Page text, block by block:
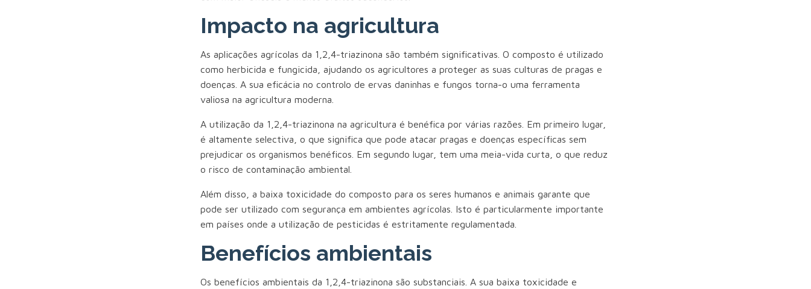
Impacto na agricultura
As aplicações agrícolas da 1,2,4-triazinona são também significativas. O composto é utilizado
como herbicida e fungicida, ajudando os agricultores a proteger as suas culturas de pragas e
doenças. A sua eficácia no controlo de ervas daninhas e fungos torna-o uma ferramenta
valiosa na agricultura moderna.
A utilização da 1,2,4-triazinona na agricultura é benéfica por várias razões. Em primeiro lugar,
é altamente selectiva, o que significa que pode atacar pragas e doenças específicas sem
prejudicar os organismos benéficos. Em segundo lugar, tem uma meia-vida curta, o que reduz
o risco de contaminação ambiental.
Além disso, a baixa toxicidade do composto para os seres humanos e animais garante que
pode ser utilizado com segurança em ambientes agrícolas. Isto é particularmente importante
em países onde a utilização de pesticidas é estritamente regulamentada.
Benefícios ambientais
Os benefícios ambientais da 1,2,4-triazinona são substanciais. A sua baixa toxicidade e